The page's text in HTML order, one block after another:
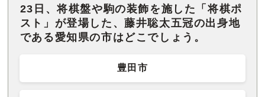
23日、将棋盤や駒の装飾を施した「将棋ポ
スト」が登場した、藤井聡太五冠の出身地
である愛知県の市はどこでしょう。
豊田市